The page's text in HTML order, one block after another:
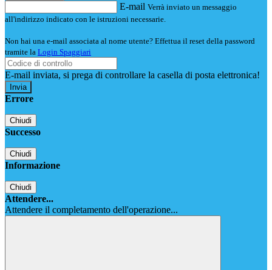
E-mail Verrà inviato un messaggio
all'indirizzo indicato con le istruzioni necessarie.
Non hai una e-mail associata al nome utente? Effettua il reset della password
tramite la Login Spaggiari
E-mail inviata, si prega di controllare la casella di posta elettronica!
Errore
Chiudi
Successo
Chiudi
Informazione
Chiudi
Attendere...
Attendere il completamento dell'operazione...